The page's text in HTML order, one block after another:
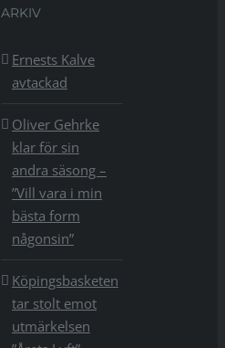
ARKIV
Ernests Kalve
avtackad
Oliver Gehrke
klar för sin
andra säsong –
”Vill vara i min
bästa form
någonsin”
Köpingsbasketen
tar stolt emot
utmärkelsen